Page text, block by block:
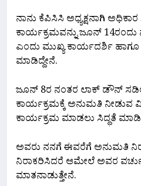
ನಾನು ಕೆಪಿಸಿಸಿ ಅಧ್ಯಕ್ಷನಾಗಿ ಅಧಿಕಾರ
ಕಾರ್ಯಕ್ರಮವನ್ನು ಜೂನ್
ಎಂದು ಮುಖ್ಯ ಕಾರ್ಯದರ್ಶಿ
ಮಾಡಿದ್ದೇನೆ.
ಜೂನ್ 8ರ ನಂತರ ಲಾಕ್ ಡೌನ್ ಸಡಿಲ
ಕಾರ್ಯಕ್ರಮಕ್ಕೆ ಅನುಮತಿ ನೀಡುವ
ಕಾರ್ಯಕ್ರಮ ಮಾಡಲು ಸಿದ್ಧತೆ
ಅವರು ನನಗೆ ಈವರೆಗೆ ಅನುಮತಿ
ನಿರಾಕರಿಸಿದರೆ ಆಮೇಲೆ ಅವರ
ಮಾತನಾಡುತ್ತೇನೆ.